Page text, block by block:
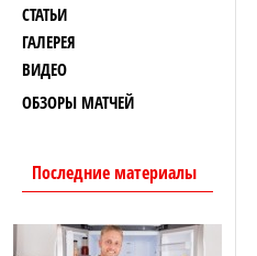
СТАТЬИ
ГАЛЕРЕЯ
ВИДЕО
ОБЗОРЫ МАТЧЕЙ
Последние материалы